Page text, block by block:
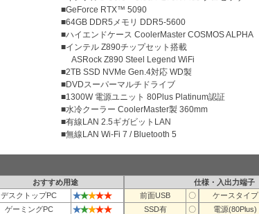
■GeForce RTX™ 5090
■64GB DDR5メモリ DDR5-5600
■ハイエンドケース CoolerMaster COSMOS ALPHA
■インテル Z890チップセット搭載
ASRock Z890 Steel Legend WiFi
■2TB SSD NVMe Gen.4対応 WD製
■DVDスーパーマルチドライブ
■1300W 電源ユニット 80Plus Platinum認証
■水冷クーラー CoolerMaster製 360mm
■有線LAN 2.5ギガビットLAN
■無線LAN Wi-Fi 7 / Bluetooth 5
おすすめ用途
仕様・入出力端子
デスクトップPC ★★★★★ 前面USB 〇 ケースタイプ
ゲーミングPC ★★★★★ SSD有 〇 電源(80Plus)